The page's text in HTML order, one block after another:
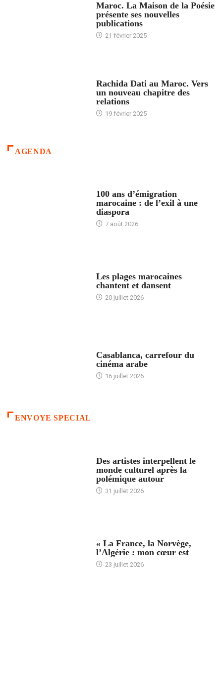
Maroc. La Maison de la Poésie
présente ses nouvelles
publications
21 février 2025
Rachida Dati au Maroc. Vers
un nouveau chapitre des
relations
19 février 2025
AGENDA
100 ans d’émigration
marocaine : de l’exil à une
diaspora
7 août 2026
Les plages marocaines
chantent et dansent
20 juillet 2026
Casablanca, carrefour du
cinéma arabe
16 juillet 2026
ENVOYE SPECIAL
Des artistes interpellent le
monde culturel après la
polémique autour
31 juillet 2026
« La France, la Norvège,
l’Algérie : mon cœur est
23 juillet 2026